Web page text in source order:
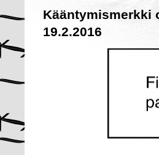
Kääntymismerkki
19.2.2016